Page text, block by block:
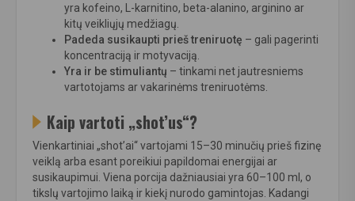
yra kofeino, L-karnitino, beta-alanino, arginino ar
kitų veikliųjų medžiagų.
Padeda susikaupti prieš treniruotę – gali pagerinti
koncentraciją ir motyvaciją.
Yra ir be stimuliantų – tinkami net jautresniems
vartotojams ar vakarinėms treniruotėms.
Kaip vartoti „shot’us“?
Vienkartiniai „shot’ai“ vartojami 15–30 minučių prieš fizinę
veiklą arba esant poreikiui papildomai energijai ar
susikaupimui. Viena porcija dažniausiai yra 60–100 ml, o
tikslų vartojimo laiką ir kiekį nurodo gamintojas. Kadangi